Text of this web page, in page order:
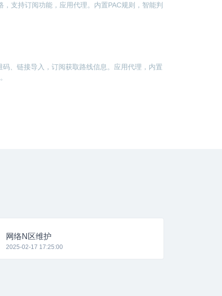
支持订阅功能，应用代理。内置PAC规则，智能判
、链接导入，订阅获取路线信息。应用代理，内置
网络N区维护
2025-02-17 17:25:00